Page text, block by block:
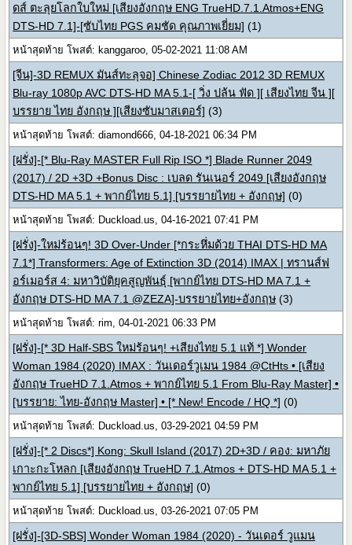
ดส์ ตะลุยโลกใบใหม่ [เสียงอังกฤษ ENG TrueHD.7.1.Atmos+ENG
DTS-HD 7.1]-[ซับไทย PGS คมชัด คุณภาพเยี่ยม] (1)
หน้าสุดท้าย โพสต์: kanggaroo, 05-02-2021 11:08 AM
[จีน]-3D REMUX มันส์ทะลุจอ] Chinese Zodiac 2012 3D REMUX
Blu-ray 1080p AVC DTS-HD MA 5.1-[ วิ่ง ปล้น ฟัด ][ เสียงไทย จีน ][
บรรยาย ไทย อังกฤษ ][เสียงซับมาสเตอร์] (3)
หน้าสุดท้าย โพสต์: diamond666, 04-18-2021 06:34 PM
[ฝรั่ง]-[* Blu-Ray MASTER Full Rip ISO *] Blade Runner 2049
(2017) / 2D +3D +Bonus Disc : เบลด รันเนอร์ 2049 [เสียงอังกฤษ
DTS-HD MA 5.1 + พากย์ไทย 5.1] [บรรยายไทย + อังกฤษ] (0)
หน้าสุดท้าย โพสต์: Duckload.us, 04-16-2021 07:41 PM
[ฝรั่ง]-ใหม่ร้อนๆ! 3D Over-Under [*กระหึ่มด้วย THAI DTS-HD MA
7.1*] Transformers: Age of Extinction 3D (2014) IMAX | ทรานส์ฟ
อร์เมอร์ส 4: มหาวิบัติยุคสูญพันธุ์ [พากย์ไทย DTS-HD MA 7.1 +
อังกฤษ DTS-HD MA 7.1 @ZEZA]-บรรยายไทย+อังกฤษ (3)
หน้าสุดท้าย โพสต์: rim, 04-01-2021 06:33 PM
[ฝรั่ง]-[* 3D Half-SBS ใหม่ร้อนๆ! +เสียงไทย 5.1 แท้ *] Wonder
Woman 1984 (2020) IMAX : วันเดอร์วูเมน 1984 @CtHts • [เสียง
อังกฤษ TrueHD 7.1.Atmos + พากย์ไทย 5.1 From Blu-Ray Master] •
[บรรยาย: ไทย-อังกฤษ Master] • [* New! Encode / HQ *] (0)
หน้าสุดท้าย โพสต์: Duckload.us, 03-29-2021 04:59 PM
[ฝรั่ง]-[* 2 Discs*] Kong: Skull Island (2017) 2D+3D / คอง: มหาภัย
เกาะกะโหลก [เสียงอังกฤษ TrueHD 7.1.Atmos + DTS-HD MA 5.1 +
พากย์ไทย 5.1] [บรรยายไทย + อังกฤษ] (0)
หน้าสุดท้าย โพสต์: Duckload.us, 03-26-2021 07:05 PM
[ฝรั่ง]-[3D-SBS] Wonder Woman 1984 (2020) - วันเดอร์ วูแมน